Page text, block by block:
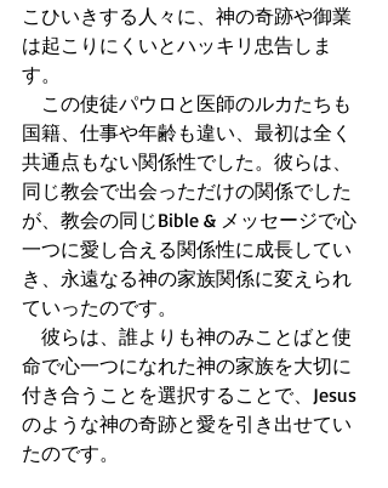
こひいきする人々に、神の奇跡や御業
は起こりにくいとハッキリ忠告しま
す。
この使徒パウロと医師のルカたちも
国籍、仕事や年齢も違い、最初は全く
共通点もない関係性でした。彼らは、
同じ教会で出会っただけの関係でした
が、教会の同じBible & メッセージで心
一つに愛し合える関係性に成長してい
き、永遠なる神の家族関係に変えられ
ていったのです。
彼らは、誰よりも神のみことばと使
命で心一つになれた神の家族を大切に
付き合うことを選択することで、Jesus
のような神の奇跡と愛を引き出せてい
たのです。